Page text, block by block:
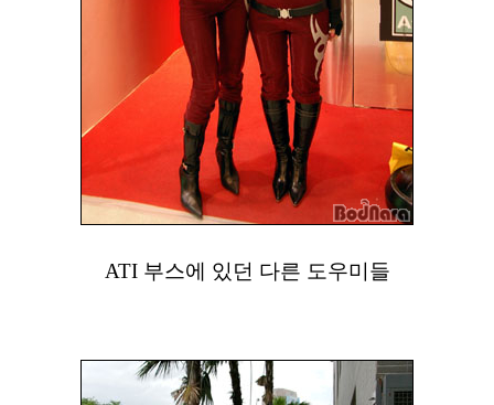
ATI 부스에 있던 다른 도우미들